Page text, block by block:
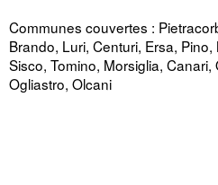
Communes couvertes :
Brando, Luri, Centuri, Ersa,
Sisco, Tomino, Morsiglia,
Ogliastro, Olcani